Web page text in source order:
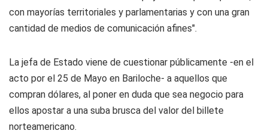
con mayorías territoriales y parlamentarias y con una gran
cantidad de medios de comunicación afines".
La jefa de Estado viene de cuestionar públicamente -en el
acto por el 25 de Mayo en Bariloche- a aquellos que
compran dólares, al poner en duda que sea negocio para
ellos apostar a una suba brusca del valor del billete
norteamericano.